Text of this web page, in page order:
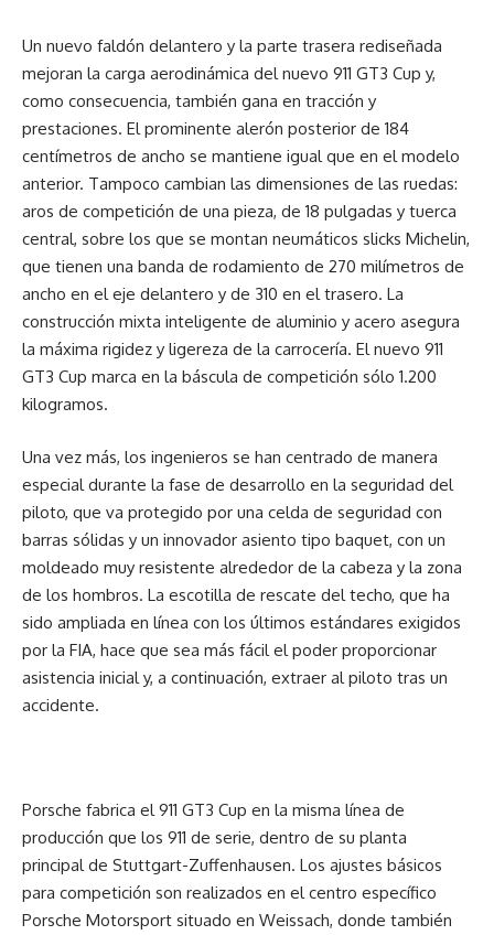
Un nuevo faldón delantero y la parte trasera rediseñada
mejoran la carga aerodinámica del nuevo 911 GT3 Cup y,
como consecuencia, también gana en tracción y
prestaciones. El prominente alerón posterior de 184
centímetros de ancho se mantiene igual que en el modelo
anterior. Tampoco cambian las dimensiones de las ruedas:
aros de competición de una pieza, de 18 pulgadas y tuerca
central, sobre los que se montan neumáticos slicks Michelin,
que tienen una banda de rodamiento de 270 milímetros de
ancho en el eje delantero y de 310 en el trasero. La
construcción mixta inteligente de aluminio y acero asegura
la máxima rigidez y ligereza de la carrocería. El nuevo 911
GT3 Cup marca en la báscula de competición sólo 1.200
kilogramos.
Una vez más, los ingenieros se han centrado de manera
especial durante la fase de desarrollo en la seguridad del
piloto, que va protegido por una celda de seguridad con
barras sólidas y un innovador asiento tipo baquet, con un
moldeado muy resistente alrededor de la cabeza y la zona
de los hombros. La escotilla de rescate del techo, que ha
sido ampliada en línea con los últimos estándares exigidos
por la FIA, hace que sea más fácil el poder proporcionar
asistencia inicial y, a continuación, extraer al piloto tras un
accidente.
Porsche fabrica el 911 GT3 Cup en la misma línea de
producción que los 911 de serie, dentro de su planta
principal de Stuttgart-Zuffenhausen. Los ajustes básicos
para competición son realizados en el centro específico
Porsche Motorsport situado en Weissach, donde también